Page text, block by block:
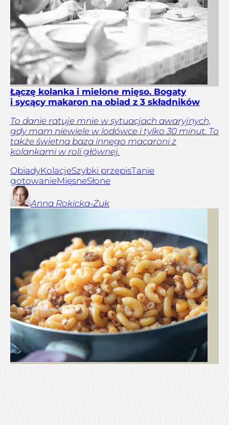
Łączę kolanka i mielone mięso. Bogaty
i sycący makaron na obiad z 3 składników
To danie ratuje mnie w sytuacjach awaryjnych,
gdy mam niewiele w lodówce i tylko 30 minut. To
także świetna baza innego macaroni z
kolankami w roli głównej.
ObiadyKolacjeSzybki przepisTanie
gotowanieMięsneSłone
Anna Rokicka-Żuk